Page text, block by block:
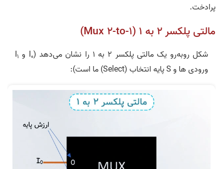
پرادخت.
مالتی پلکسر 2 به 1 (Mux 2-to-1)
شکل رو‌به‌رو یک مالتی پلکسر 2 به 1 را نشان می‌دهد (I 0 و I 1
ورودی ها و S پایه انتخاب (Select) ما است):